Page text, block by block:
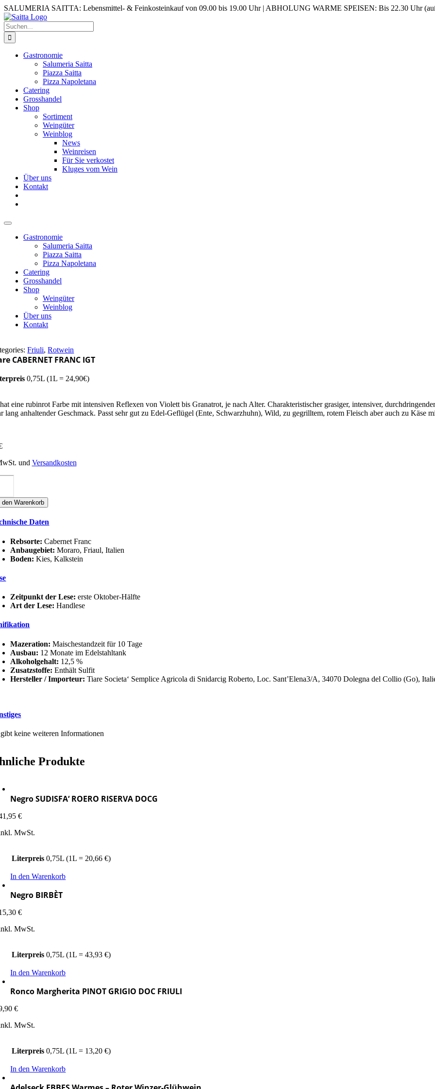
Zum
Inhalt
springen
SALUMERIA SAITTA: Lebensmittel- & Feinkosteinkauf von 09.00 bis 19.00 Uhr | ABHOLUNG WARME SPEISEN: Bis 22.30 Uhr
Suche
nach:
Gastronomie
Salumeria Saitta
Piazza Saitta
Pizza Napoletana
Catering
Grosshandel
Shop
Sortiment
Weingüter
Weinblog
News
Weinreisen
Für Sie verkostet
Kluges vom Wein
Über uns
Kontakt
Gastronomie
Salumeria Saitta
Piazza Saitta
Pizza Napoletana
Catering
Grosshandel
Shop
Weingüter
Weinblog
Über uns
Kontakt
Friuli,Rotwein
CABERNET FRANC IGT
0,75L (1L = 24,90€)
eine rubinrot Farbe mit intensiven Reflexen von Violett bis Granatrot, je nach Alter. Charakteristischer grasiger, intensiver,
lang anhaltender Geschmack. Passt sehr gut zu Edel-Geflügel (Ente, Schwarzhuhn), Wild, zu gegrilltem, rotem Fleisch aber auch zu Käse
und Versandkosten
den Warenkorb
Daten
Rebsorte:Cabernet Franc
Anbaugebiet:Moraro, Friaul, Italien
Boden:Kies, Kalkstein
Zeitpunkt der Lese: erste Oktober-Hälfte
Art der Lese:Handlese
Mazeration: Maischestandzeit für 10 Tage
Ausbau: 12 Monate im Edelstahltank
Alkoholgehalt: 12,5 %
Zusatzstoffe:Enthält Sulfit
Hersteller / Importeur: Tiare Societa‘ Semplice Agricola di Snidarcig Roberto, Loc. Sant’Elena3/A, 34070 Dolegna del Collio (Go),
keine weiteren Informationen
Produkte
Negro SUDISFA‘ ROERO RISERVA DOCG
€
MwSt.
Literpreis 0,75L (1L = 20,66 €)
In den Warenkorb
Negro BIRBÈT
€
MwSt.
Literpreis 0,75L (1L = 43,93 €)
In den Warenkorb
Ronco Margherita PINOT GRIGIO DOC FRIULI
€
MwSt.
Literpreis 0,75L (1L = 13,20 €)
In den Warenkorb